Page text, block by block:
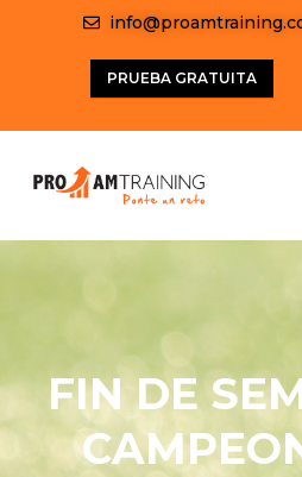
PRUEBA GRATUITA
FIN DE